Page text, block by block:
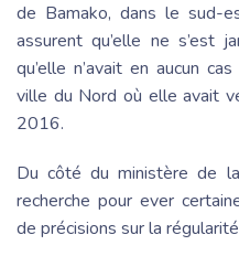
de Bamako, dans le sud-
assurent qu’elle ne s’est
qu’elle n’avait en aucun
ville du Nord où elle avait
2016.
Du côté du ministère de
recherche pour ever
de précisions sur la